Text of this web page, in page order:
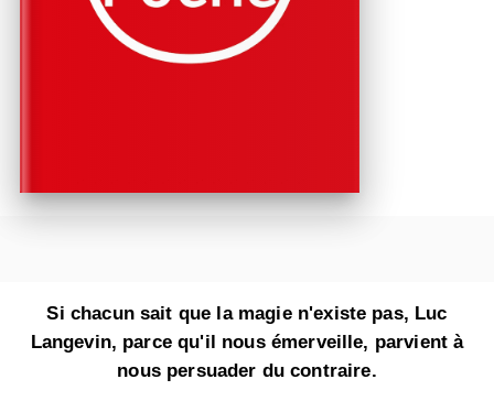
Si chacun sait que la magie n'existe pas, Luc
Langevin, parce qu'il nous émerveille, parvient à
nous persuader du contraire.